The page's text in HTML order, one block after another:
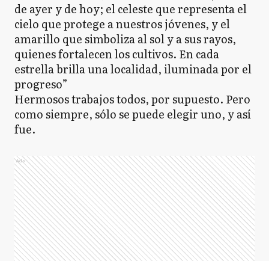
de ayer y de hoy; el celeste que representa el
cielo que protege a nuestros jóvenes, y el
amarillo que simboliza al sol y a sus rayos,
quienes fortalecen los cultivos. En cada
estrella brilla una localidad, iluminada por el
progreso”
Hermosos trabajos todos, por supuesto. Pero
como siempre, sólo se puede elegir uno, y así
fue.
Ads